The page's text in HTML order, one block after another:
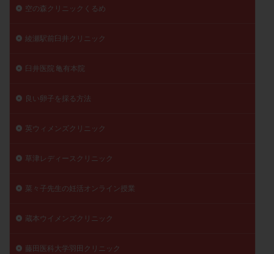
空の森クリニックくるめ
綾瀬駅前臼井クリニック
臼井医院 亀有本院
良い卵子を採る方法
英ウィメンズクリニック
草津レディースクリニック
菜々子先生の妊活オンライン授業
蔵本ウイメンズクリニック
藤田医科大学羽田クリニック